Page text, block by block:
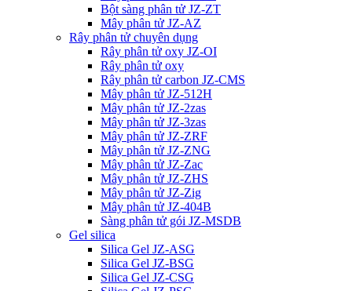
Bột sàng phân tử JZ-ZT
Mây phân tử JZ-AZ
Rây phân tử chuyên dụng
Rây phân tử oxy JZ-OI
Rây phân tử oxy
Rây phân tử carbon JZ-CMS
Mây phân tử JZ-512H
Mây phân tử JZ-2zas
Mây phân tử JZ-3zas
Mây phân tử JZ-ZRF
Mây phân tử JZ-ZNG
Mây phân tử JZ-Zac
Mây phân tử JZ-ZHS
Mây phân tử JZ-Zig
Mây phân tử JZ-404B
Sàng phân tử gói JZ-MSDB
Gel silica
Silica Gel JZ-ASG
Silica Gel JZ-BSG
Silica Gel JZ-CSG